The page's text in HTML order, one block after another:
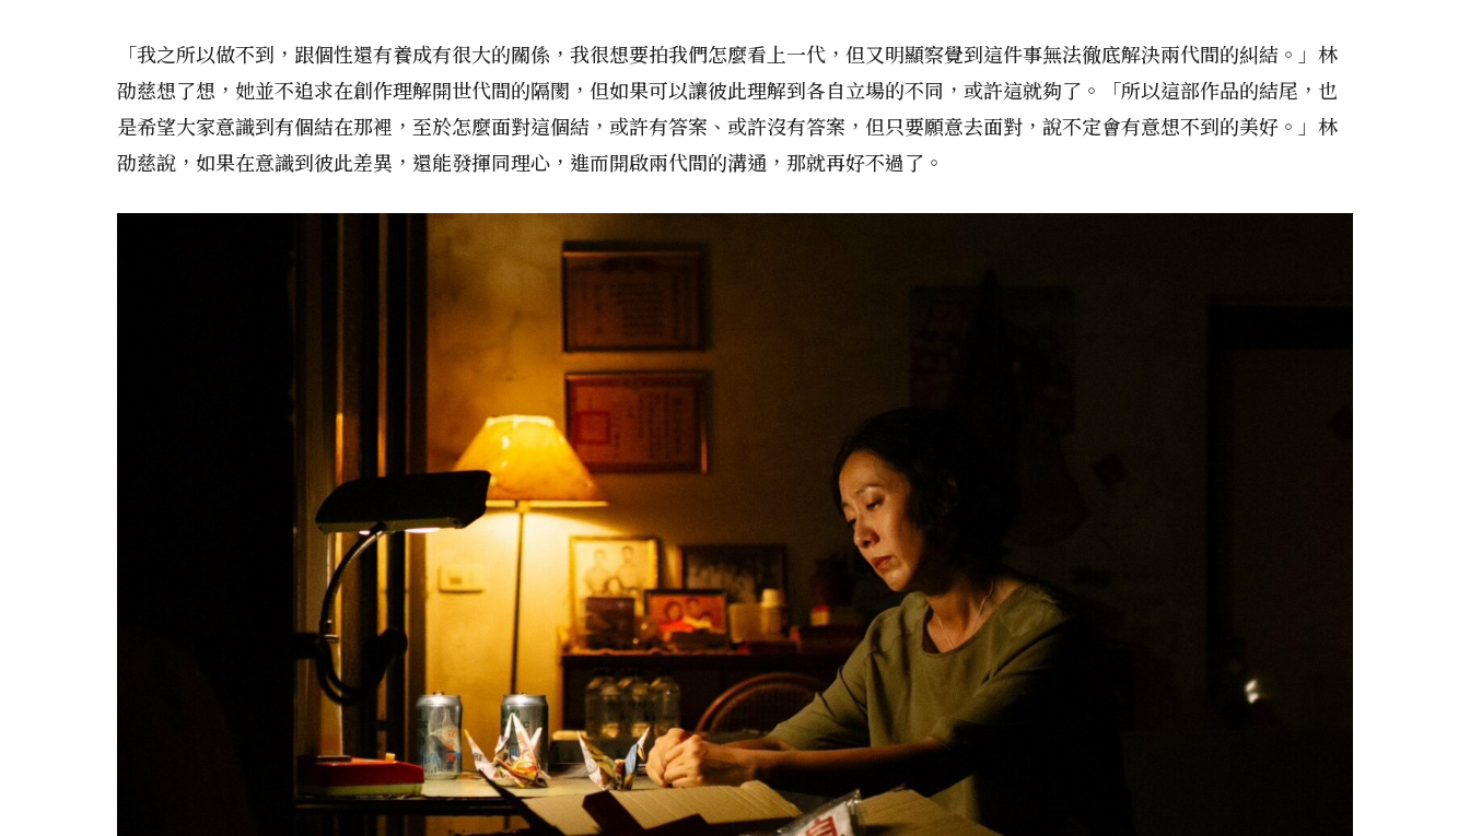
「我之所以做不到，跟個性還有養成有很大的關係，我很想要拍我們怎麼看上一代，但又明顯察覺到這件事無法徹底解決兩代間的糾結。」林
劭慈想了想，她並不追求在創作理解開世代間的隔閡，但如果可以讓彼此理解到各自立場的不同，或許這就夠了。「所以這部作品的結尾，也
是希望大家意識到有個結在那裡，至於怎麼面對這個結，或許有答案、或許沒有答案，但只要願意去面對，說不定會有意想不到的美好。」林
劭慈說，如果在意識到彼此差異，還能發揮同理心，進而開啟兩代間的溝通，那就再好不過了。